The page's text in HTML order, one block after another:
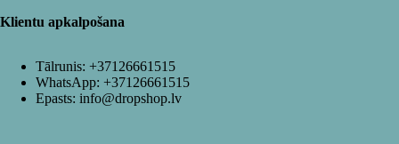
Klientu apkalpošana
Tālrunis: +37126661515
WhatsApp: +37126661515
Epasts: info@dropshop.lv